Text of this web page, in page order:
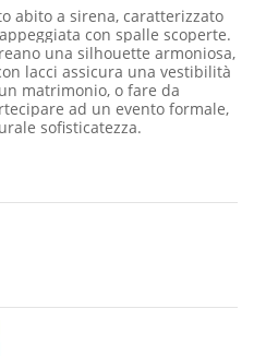
abito a sirena, caratterizzato
con spalle scoperte.
una silhouette armoniosa,
lacci assicura una vestibilità
matrimonio, o fare da
ad un evento formale,
sofisticatezza.